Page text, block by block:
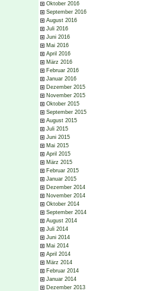
Oktober 2016
September 2016
August 2016
Juli 2016
Juni 2016
Mai 2016
April 2016
März 2016
Februar 2016
Januar 2016
Dezember 2015
November 2015
Oktober 2015
September 2015
August 2015
Juli 2015
Juni 2015
Mai 2015
April 2015
März 2015
Februar 2015
Januar 2015
Dezember 2014
November 2014
Oktober 2014
September 2014
August 2014
Juli 2014
Juni 2014
Mai 2014
April 2014
März 2014
Februar 2014
Januar 2014
Dezember 2013